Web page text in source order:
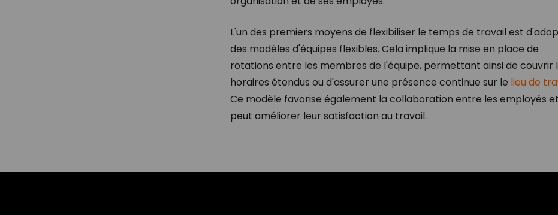
L'un des premiers moyens de flexibiliser le temps de travail est
des modèles d'équipes flexibles. Cela implique la mise en place de
rotations entre les membres de l'équipe, permettant ainsi de couvrir
horaires étendus ou d'assurer une présence continue sur le lieu de
Ce modèle favorise également la collaboration entre les employés et
peut améliorer leur satisfaction au travail.